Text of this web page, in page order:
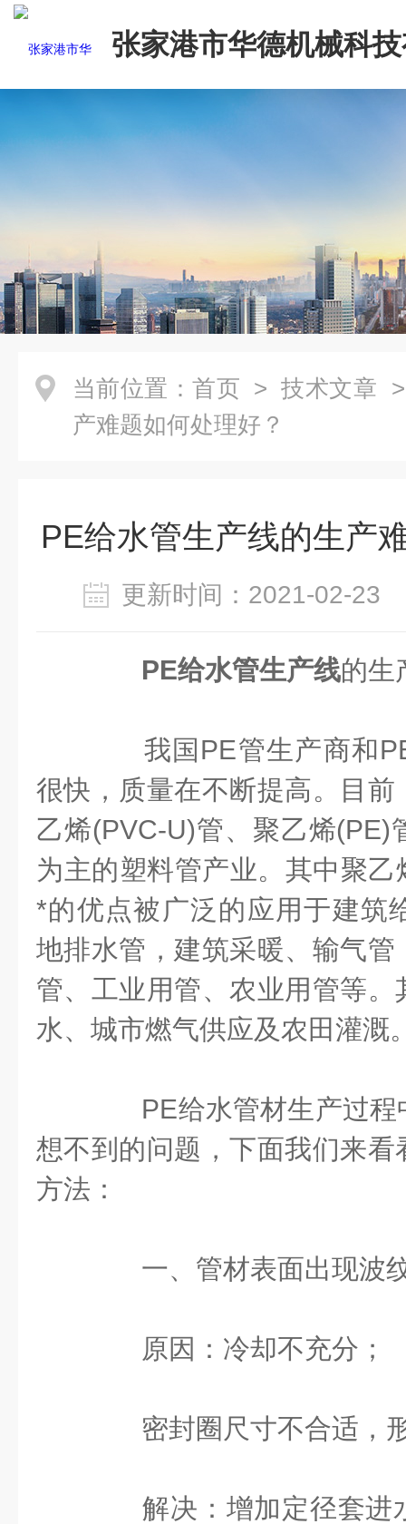
张家港市华德机械科
司
当前位置： 首页 > 技术文章
产难题如何处理好？
PE给水管生产线的生产
更新时间：2021-02-
PE给水管生产线的生
我国PE管生产商和
很快，质量在不断提高。目
乙烯(PVC-U)管、聚乙烯(PE)
为主的塑料管产业。其中聚
*的优点被广泛的应用于建筑
地排水管，建筑采暖、输气
管、工业用管、农业用管等
水、城市燃气供应及农田灌溉
PE给水管材生产过程
想不到的问题，下面我们来
方法：
一、管材表面出现波
原因：冷却不充分；
密封圈尺寸不合适，
解决：增加定径套进